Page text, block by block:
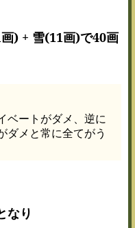
) + 雪(11画)で40画
ベートがダメ、逆に
ダメと常に全てがう
なり